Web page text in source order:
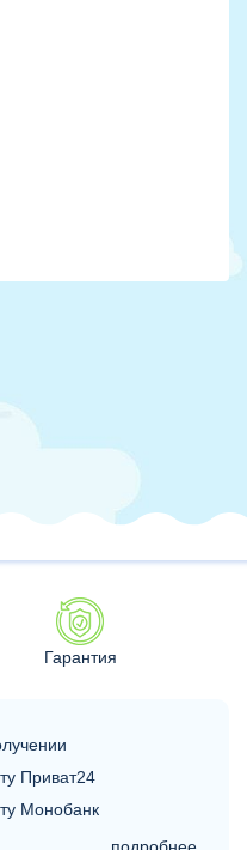
Гарантия
Приват24
Монобанк